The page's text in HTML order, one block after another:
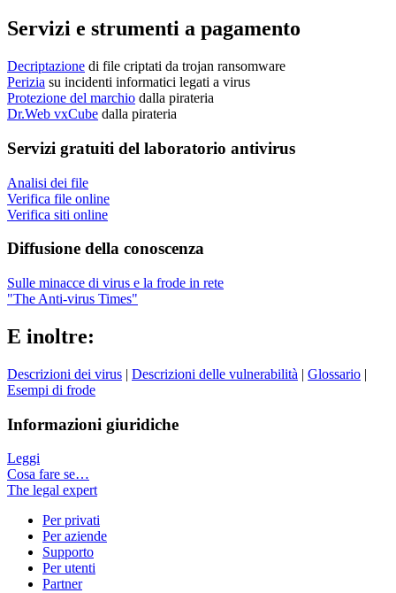
Servizi e strumenti a pagamento
Decriptazione di file criptati da trojan ransomware
Perizia su incidenti informatici legati a virus
Protezione del marchio dalla pirateria
Dr.Web vxCube dalla pirateria
Servizi gratuiti del laboratorio antivirus
Analisi dei file
Verifica file online
Verifica siti online
Diffusione della conoscenza
Sulle minacce di virus e la frode in rete
"The Anti-virus Times"
E inoltre:
Descrizioni dei virus | Descrizioni delle vulnerabilità | Glossario |
Esempi di frode
Informazioni giuridiche
Leggi
Cosa fare se…
The legal expert
Per privati
Per aziende
Supporto
Per utenti
Partner